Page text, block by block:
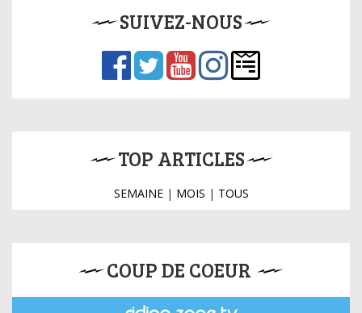
SUIVEZ-NOUS
TOP ARTICLES
SEMAINE| MOIS | TOUS
COUP DE COEUR